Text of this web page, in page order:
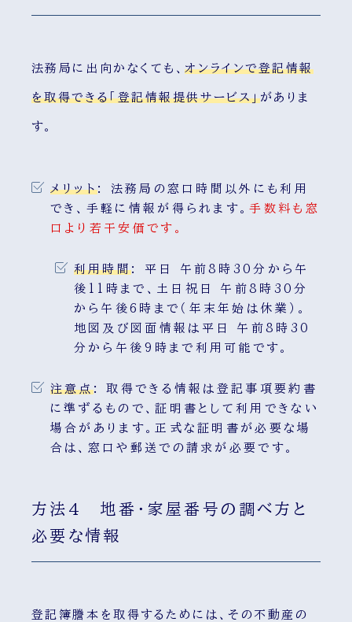
法務局に出向かなくても、オンラインで登記情報
を取得できる「登記情報提供サービス」がありま
す。
メリット:
法務局の窓口時間以外にも利用
でき、手軽に情報が得られます。手数料も窓
口より若干安価です。
利用時間:
平日 午前8時30分から午
後11時まで、土日祝日 午前8時30分
から午後6時まで（年末年始は休業）。
地図及び図面情報は平日 午前8時30
分から午後9時まで利用可能です。
注意点:
取得できる情報は登記事項要約書
に準ずるもので、証明書として利用できない
場合があります。正式な証明書が必要な場
合は、窓口や郵送での請求が必要です。
方法4 地番・家屋番号の調べ方と
必要な情報
登記簿謄本を取得するためには、その不動産の